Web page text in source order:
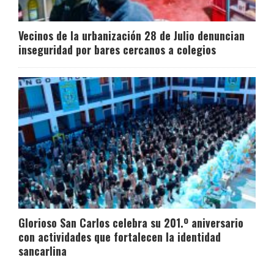
Vecinos de la urbanización 28 de Julio denuncian
inseguridad por bares cercanos a colegios
Glorioso San Carlos celebra su 201.º aniversario
con actividades que fortalecen la identidad
sancarlina